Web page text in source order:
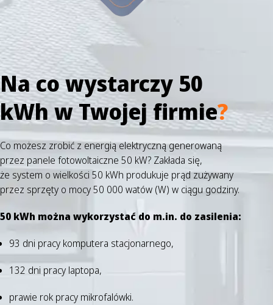
Na co wystarczy 50
kWh w Twojej firmie?
Co możesz zrobić z energią elektryczną generowaną
przez panele fotowoltaiczne 50 kW? Zakłada się,
że system o wielkości 50 kWh produkuje prąd zużywany
przez sprzęty o mocy 50 000 watów (W) w ciągu godziny.
50 kWh można wykorzystać do m.in. do zasilenia:
93 dni pracy komputera stacjonarnego,
132 dni pracy laptopa,
prawie rok pracy mikrofalówki.